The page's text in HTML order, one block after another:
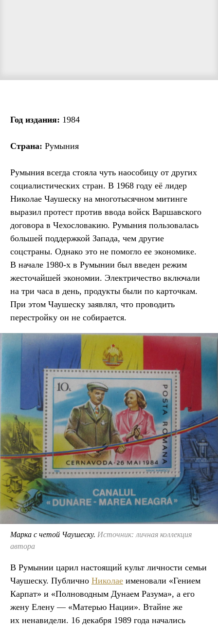
Год издания: 1984
Страна: Румыния
Румыния всегда стояла чуть наособицу от других
социалистических стран. В 1968 году её лидер
Николае Чаушеску на многотысячном митинге
выразил протест против ввода войск Варшавского
договора в Чехословакию. Румыния пользовалась
большей поддержкой Запада, чем другие
соцстраны. Однако это не помогло ее экономике.
В начале 1980-х в Румынии был введен режим
жесточайшей экономии. Электричество включали
на три часа в день, продукты были по карточкам.
При этом Чаушеску заявлял, что проводить
перестройку он не собирается.
Марка с четой Чаушеску. Источник: личная коллекция
автора
В Румынии царил настоящий культ личности семьи
Чаушеску. Публично Николае именовали «Гением
Карпат» и «Полноводным Дунаем Разума», а его
жену Елену — «Матерью Нации». Втайне же
их ненавидели. 16 декабря 1989 года начались